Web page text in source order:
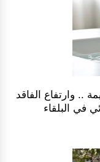
.. وارتفاع الفاقد
في البلقاء